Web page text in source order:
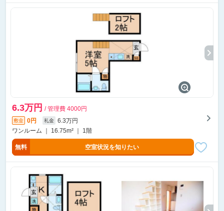
6.3万円 / 管理費 4000円
敷金 0円 礼金
6.3万円
ワンルーム ｜ 16.75m² ｜ 1階
無料 空室状況を知りたい